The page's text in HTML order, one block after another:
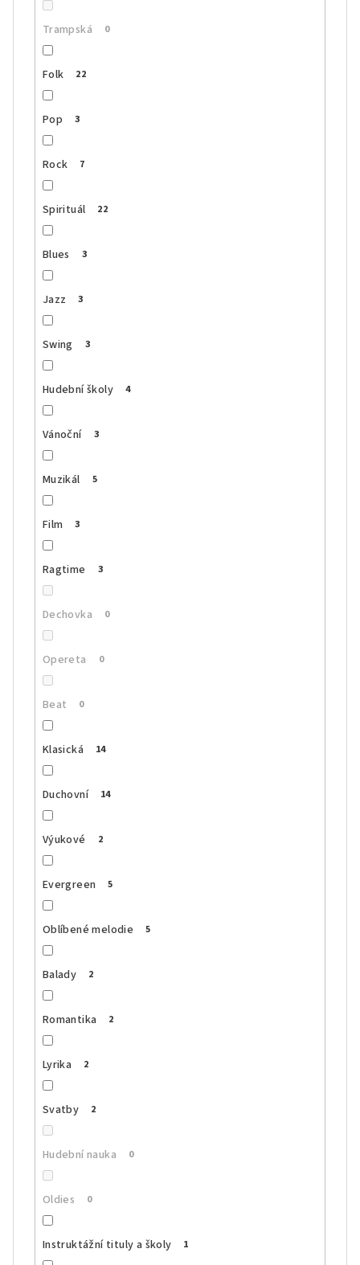
Trampská 0
Folk 22
Pop 3
Rock 7
Spirituál 22
Blues 3
Jazz 3
Swing 3
Hudební školy 4
Vánoční 3
Muzikál 5
Film 3
Ragtime 3
Dechovka 0
Opereta 0
Beat 0
Klasická 14
Duchovní 14
Výukové 2
Evergreen 5
Oblíbené melodie 5
Balady 2
Romantika 2
Lyrika 2
Svatby 2
Hudební nauka 0
Oldies 0
Instruktážní tituly a školy 1